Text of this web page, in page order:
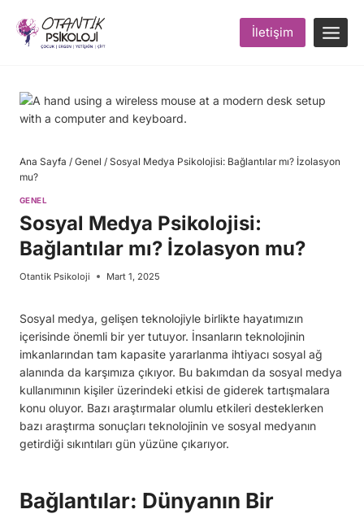
content
İletişim
Ana Sayfa / Genel / Sosyal Medya Psikolojisi: Bağlantılar mı? İzolasyon
mu?
GENEL
Sosyal Medya Psikolojisi:
Bağlantılar mı? İzolasyon mu?
Otantik Psikoloji Mart 1, 2025
Sosyal medya, gelişen teknolojiyle birlikte hayatımızın
içerisinde önemli bir yer tutuyor. İnsanların teknolojinin
imkanlarından tam kapasite yararlanma ihtiyacı sosyal ağ
alanında da karşımıza çıkıyor. Bu bakımdan da sosyal medya
kullanımının kişiler üzerindeki etkisi de giderek tartışmalara
konu oluyor. Bazı araştırmalar olumlu etkileri desteklerken
bazı araştırma sonuçları teknolojinin ve sosyal medyanın
getirdiği sıkıntıları gün yüzüne çıkarıyor.
Bağlantılar: Dünyanın Bir